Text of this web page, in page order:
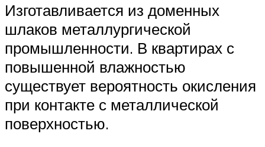
Изготавливается из доменных
шлаков металлургической
промышленности. В квартирах с
повышенной влажностью
существует вероятность окисления
при контакте с металлической
поверхностью.